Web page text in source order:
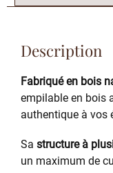
Description
Fabriqué en bois
empilable en bois
authentique à vos
Sa structure à
un maximum de